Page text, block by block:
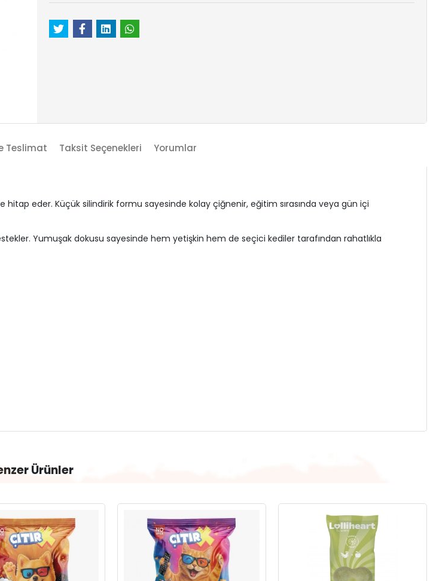
Teslimat Taksit Seçenekleri Yorumlar
eder. Küçük silindirik formu sayesinde kolay çiğnenir, eğitim sırasında veya gün içi
Yumuşak dokusu sayesinde hem yetişkin hem de seçici kediler tarafından rahatlıkla
Ürünler